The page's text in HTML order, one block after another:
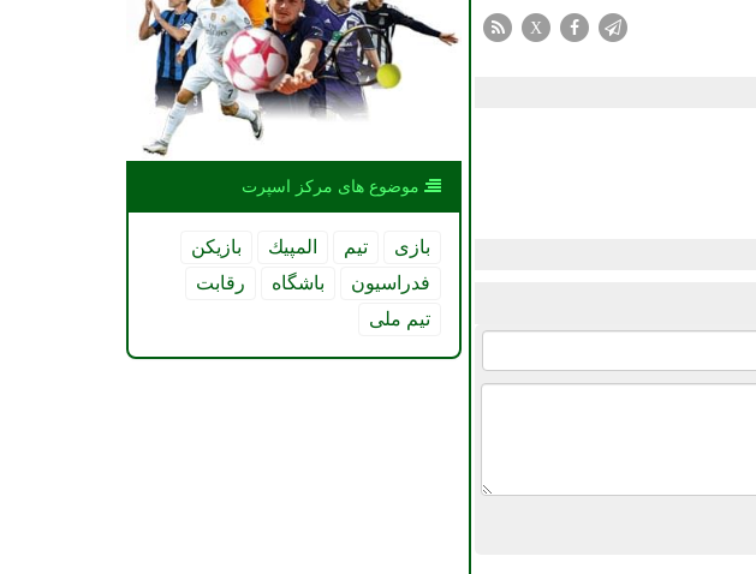
X
موضوع های مركز اسپرت
بازی تیم المپیك
بازیكن
فدراسیون
باشگاه
رقابت
تیم ملی